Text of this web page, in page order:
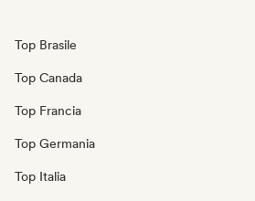
Top Brasile
Top Canada
Top Francia
Top Germania
Top Italia